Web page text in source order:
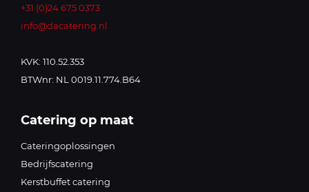
+31 (0)24 675 0373
info@dacatering.nl
KVK: 110.52.353
BTWnr: NL 0019.11.774.B64
Catering op maat
Cateringoplossingen
Bedrijfscatering
Kerstbuffet catering